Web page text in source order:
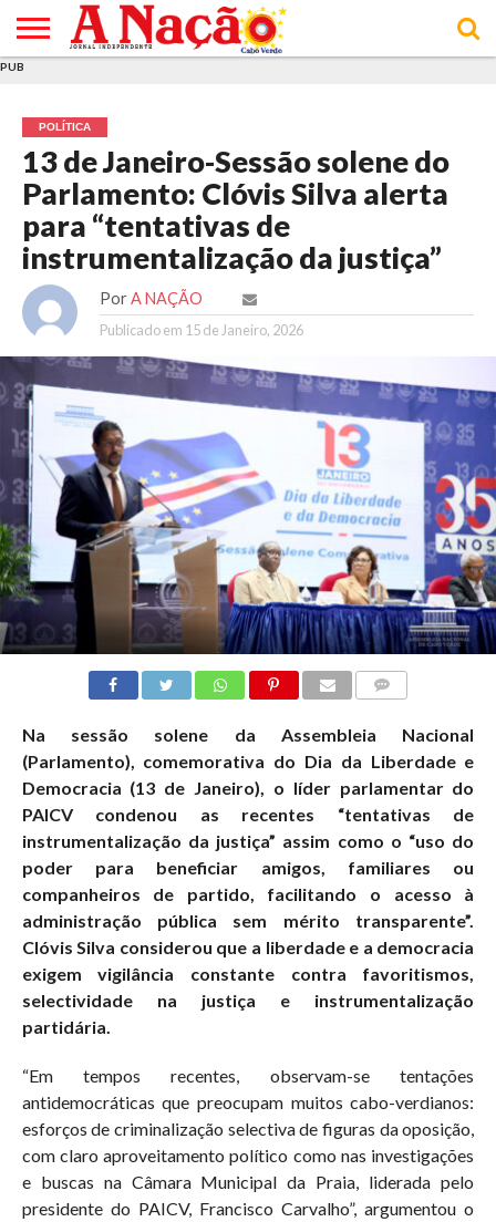
E DE
COOKIES
DE
UTILIZAÇÃO
PUB
POLÍTICA
13 de Janeiro-Sessão solene do
Parlamento: Clóvis Silva alerta
para “tentativas de
instrumentalização da justiça”
Por A NAÇÃO
Publicado em 15 de Janeiro, 2026
Na sessão solene da Assembleia Nacional
(Parlamento), comemorativa do Dia da Liberdade e
Democracia (13 de Janeiro), o líder parlamentar do
PAICV condenou as recentes “tentativas de
instrumentalização da justiça” assim como o “uso do
poder para beneficiar amigos, familiares ou
companheiros de partido, facilitando o acesso à
administração pública sem mérito transparente”.
Clóvis Silva considerou que a liberdade e a democracia
exigem vigilância constante contra favoritismos,
selectividade na justiça e instrumentalização
partidária.
“Em tempos recentes, observam-se tentações
antidemocráticas que preocupam muitos cabo-verdianos:
esforços de criminalização selectiva de figuras da oposição,
com claro aproveitamento político como nas investigações
e buscas na Câmara Municipal da Praia, liderada pelo
presidente do PAICV, Francisco Carvalho”, argumentou o